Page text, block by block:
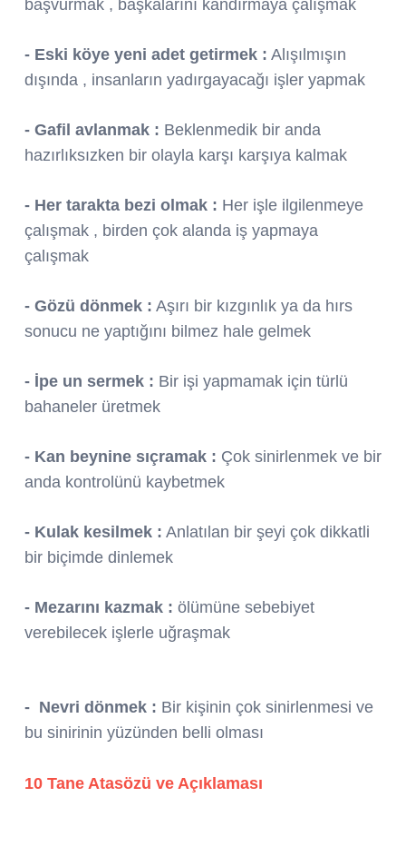
başvurmak , başkalarını kandırmaya çalışmak
- Eski köye yeni adet getirmek : Alışılmışın
dışında , insanların yadırgayacağı işler yapmak
- Gafil avlanmak : Beklenmedik bir anda
hazırlıksızken bir olayla karşı karşıya kalmak
- Her tarakta bezi olmak : Her işle ilgilenmeye
çalışmak , birden çok alanda iş yapmaya
çalışmak
- Gözü dönmek : Aşırı bir kızgınlık ya da hırs
sonucu ne yaptığını bilmez hale gelmek
- İpe un sermek : Bir işi yapmamak için türlü
bahaneler üretmek
- Kan beynine sıçramak : Çok sinirlenmek ve bir
anda kontrolünü kaybetmek
- Kulak kesilmek : Anlatılan bir şeyi çok dikkatli
bir biçimde dinlemek
- Mezarını kazmak : ölümüne sebebiyet
verebilecek işlerle uğraşmak
- Nevri dönmek : Bir kişinin çok sinirlenmesi ve
bu sinirinin yüzünden belli olması
10 Tane Atasözü ve Açıklaması